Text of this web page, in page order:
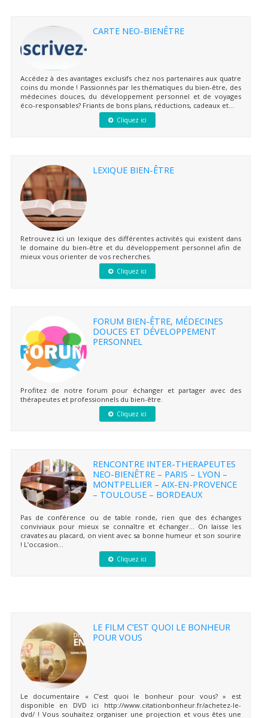
CARTE NEO-BIENÊTRE
Accédez à des avantages exclusifs chez nos partenaires aux quatre
coins du monde ! Passionnés par les thématiques du bien-être, des
médecines douces, du développement personnel et de voyages
éco-responsables? Friants de bons plans, réductions, cadeaux et...
Cliquez ici
LEXIQUE BIEN-ÊTRE
Retrouvez ici un lexique des différentes activités qui existent dans
le domaine du bien-être et du développement personnel afin de
mieux vous orienter de vos recherches.
Cliquez ici
FORUM BIEN-ÊTRE, MÉDECINES
DOUCES ET DÉVELOPPEMENT
PERSONNEL
Profitez de notre forum pour échanger et partager avec des
thérapeutes et professionnels du bien-être.
Cliquez ici
RENCONTRE INTER-THERAPEUTES
NEO-BIENÊTRE – PARIS – LYON –
MONTPELLIER – AIX-EN-PROVENCE
– TOULOUSE – BORDEAUX
Pas de conférence ou de table ronde, rien que des échanges
conviviaux pour mieux se connaître et échanger… On laisse les
cravates au placard, on vient avec sa bonne humeur et son sourire
! L’occasion...
Cliquez ici
LE FILM C’EST QUOI LE BONHEUR
POUR VOUS
Le documentaire « C’est quoi le bonheur pour vous? » est
disponible en DVD ici http://www.citationbonheur.fr/achetez-le-
dvd/ ! Vous souhaitez organiser une projection et vous êtes une